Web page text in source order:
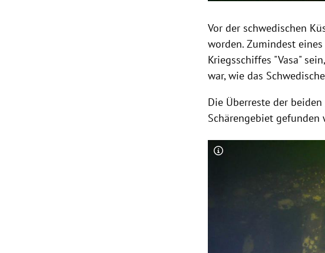
Vor der schwedischen
worden. Zumindest
Kriegsschiffes "Vasa"
war, wie das
Die Überreste der beiden
Schärengebiet gefunden
Copyright-Hinweis öffnen/